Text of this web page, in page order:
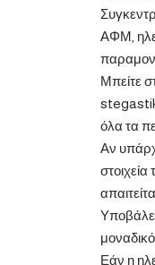
ΑΦΜ,
Μπείτε
όλα τα
Αν
στοιχεία
Εάν η